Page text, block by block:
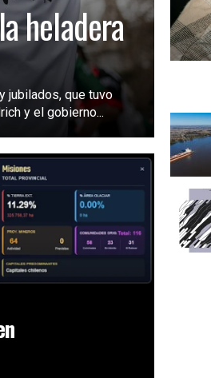
heladera
jubilados, que tuvo
y el gobierno...